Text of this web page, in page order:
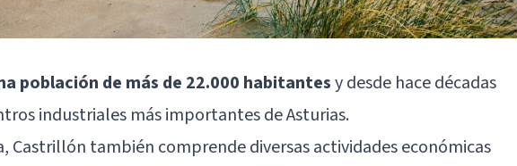
población de más de 22.000 habitantesy desde hace décadas
industriales más importantes de Asturias.
Castrillón también comprende diversas actividades económicas